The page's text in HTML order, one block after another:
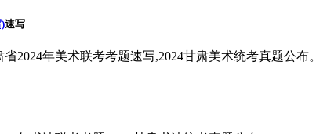
速写
2024年美术联考考题速写,2024甘肃美术统考真题公布。